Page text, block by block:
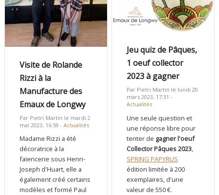
Visite de Rolande
Rizzi à la
Manufacture des
Emaux de Longwy
Par Pietri Martin le mardi 2
mai 2023, 16:59 -Actualités
Madame Rizzi a été
décoratrice à la
faïencerie sous Henri-
Joseph d'Huart, elle a
également créé certains
modèles et formé Paul
Jeu quiz de Pâques,
1 oeuf collector
2023 à gagner
Par Pietri Martin le lundi 20
mars 2023, 17:31 -
Actualités
Une seule question et
une réponse libre pour
tenter de gagner l'oeuf
Collector Pâques 2023,
SPRING PAPYRUS
édition limitée à 200
exemplaires, d'une
valeur de 550 €.